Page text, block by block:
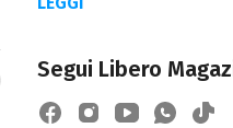
Segui Libero